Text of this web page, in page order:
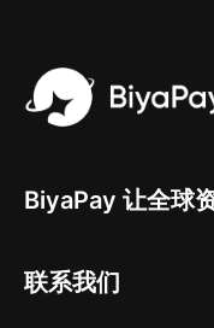
BiyaPay 让全球
联系我们